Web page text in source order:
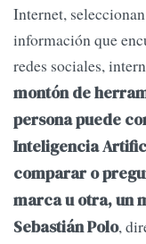
Internet,
información que
redes sociales,
montón de
persona puede
Inteligencia
comparar o
marca u otra, un
Sebastián Polo,